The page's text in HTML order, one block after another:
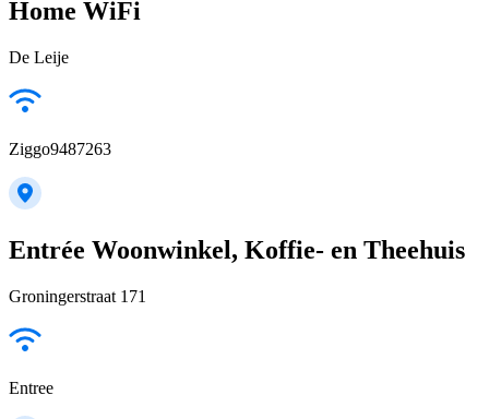
Home WiFi
De Leije
Ziggo9487263
Entrée Woonwinkel, Koffie- en Theehuis
Groningerstraat 171
Entree